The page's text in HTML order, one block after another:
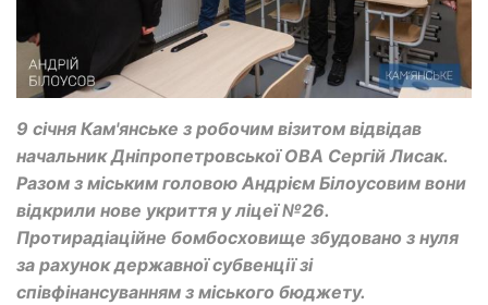
9 січня Кам'янське з робочим візитом відвідав
начальник Дніпропетровської ОВА Сергій Лисак.
Разом з міським головою Андрієм Білоусовим вони
відкрили нове укриття у ліцеї №26.
Протирадіаційне бомбосховище збудовано з нуля
за рахунок державної субвенції зі
співфінансуванням з міського бюджету.